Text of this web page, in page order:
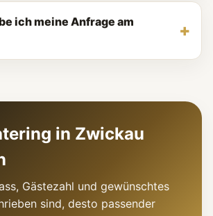
ich meine Anfrage am
in Zwickau
Gästezahl und gewünschtes
sind, desto passender